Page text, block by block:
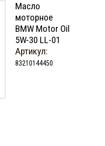
Масло
моторное
BMW Motor Oil
5W-30 LL-01
Артикул:
83210144450